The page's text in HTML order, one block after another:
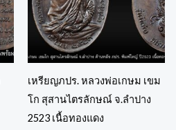
เหรียญภปร. หลวงพ่อเกษม เขม
โก สุสานไตรลักษณ์ จ.ลำปาง
2523 เนื้อทองแดง